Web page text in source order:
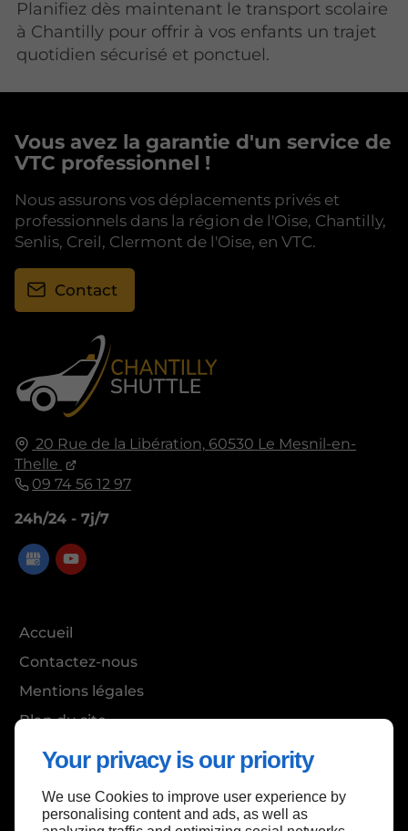
Your privacy is our priority
We use Cookies to improve user experience by
personalising content and ads, as well as
Planifiez dès maintenant le transport scolaire
à Chantilly pour offrir à vos enfants un trajet
quotidien sécurisé et ponctuel.
20 Rue de la Libération, 60530 Le Mesnil-en-
Thelle
09 74 56 12 97
24h/24 - 7j/7
Accueil
Contactez-nous
Mentions légales
Plan du site
Vous avez la garantie d'un service de
VTC professionnel !
Nous assurons vos déplacements privés et
professionnels dans la région de l'Oise, Chantilly,
Senlis, Creil, Clermont de l'Oise, en VTC.
Contact
Haut de page